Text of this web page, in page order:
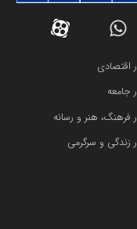
اقتصادی
جامعه
فرهنگ، هنر و رسانه
زندگی و سرگرمی